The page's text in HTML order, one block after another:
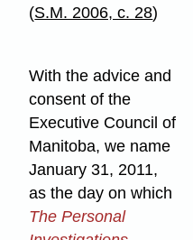
(S.M. 2006, c. 28)
With the advice and
consent of the
Executive Council of
Manitoba, we name
January 31, 2011,
as the day on which
The Personal